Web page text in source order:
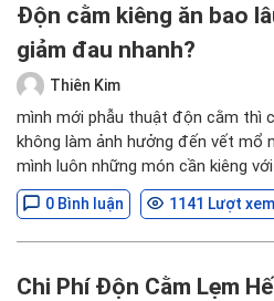
Độn cằm kiêng ăn bao
giảm đau nhanh?
Thiên Kim
mình mới phẫu thuật độn cằm thì
không làm ảnh hưởng đến vết mổ
mình luôn những món cần kiêng
0 Bình luận 1141 Lượt xem
Chi Phí Độn Cằm Lẹm